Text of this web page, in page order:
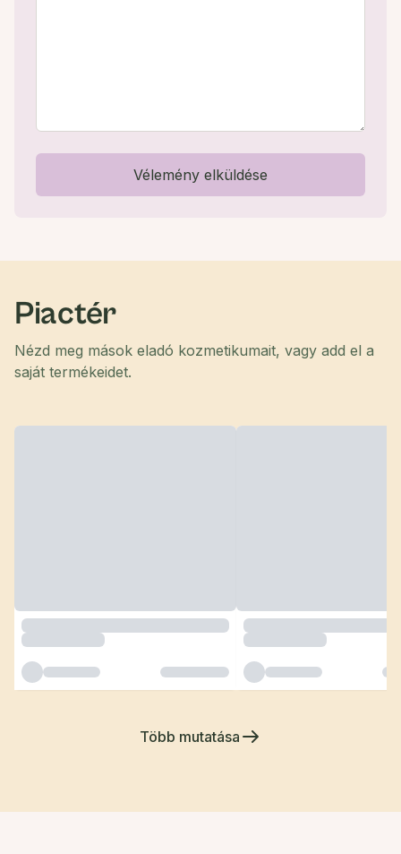
Vélemény elküldése
Piactér
Nézd meg mások eladó kozmetikumait, vagy add el a
saját termékeidet.
Több mutatása